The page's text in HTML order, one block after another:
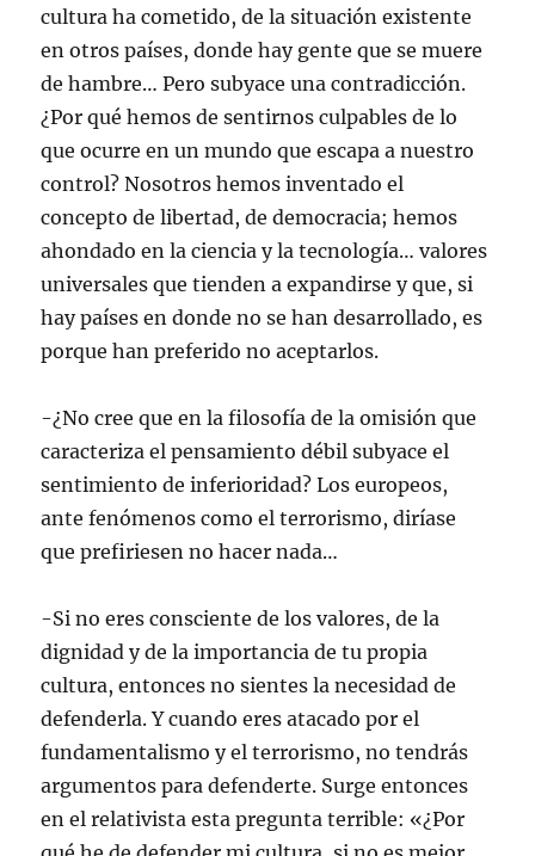
cultura ha cometido, de la situación existente
en otros países, donde hay gente que se muere
de hambre… Pero subyace una contradicción.
¿Por qué hemos de sentirnos culpables de lo
que ocurre en un mundo que escapa a nuestro
control? Nosotros hemos inventado el
concepto de libertad, de democracia; hemos
ahondado en la ciencia y la tecnología… valores
universales que tienden a expandirse y que, si
hay países en donde no se han desarrollado, es
porque han preferido no aceptarlos.
-¿No cree que en la filosofía de la omisión que
caracteriza el pensamiento débil subyace el
sentimiento de inferioridad? Los europeos,
ante fenómenos como el terrorismo, diríase
que prefiriesen no hacer nada…
-Si no eres consciente de los valores, de la
dignidad y de la importancia de tu propia
cultura, entonces no sientes la necesidad de
defenderla. Y cuando eres atacado por el
fundamentalismo y el terrorismo, no tendrás
argumentos para defenderte. Surge entonces
en el relativista esta pregunta terrible: «¿Por